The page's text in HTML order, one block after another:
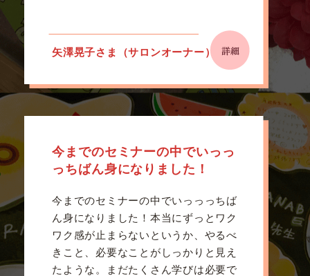
矢澤晃子さま（サロンオーナー）
今までのセミナーの中でいっっ
っちばん身になりました！
今までのセミナーの中でいっっっちば
ん身になりました！本当にずっとワク
ワク感が止まらないというか、やるべ
きこと、必要なことがしっかりと見え
たような。まだたくさん学びは必要で